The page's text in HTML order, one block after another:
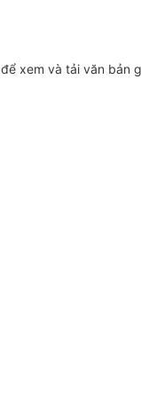
để xem và tải văn bản